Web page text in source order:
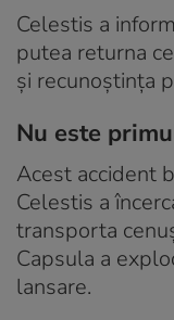
Celestis a
putea returna
și recunoștința
Nu este
Acest accident
Celestis a
transporta
Capsula a
lansare.